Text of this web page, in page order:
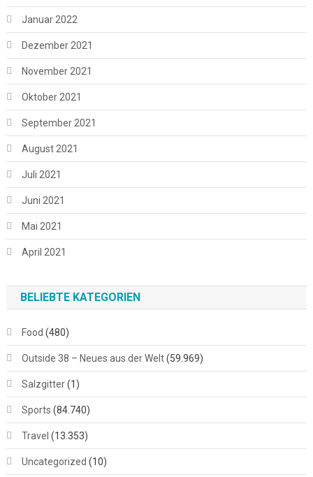
Januar 2022
Dezember 2021
November 2021
Oktober 2021
September 2021
August 2021
Juli 2021
Juni 2021
Mai 2021
April 2021
BELIEBTE KATEGORIEN
Food (480)
Outside 38 – Neues aus der Welt(59.969)
Salzgitter(1)
Sports (84.740)
Travel (13.353)
Uncategorized (10)